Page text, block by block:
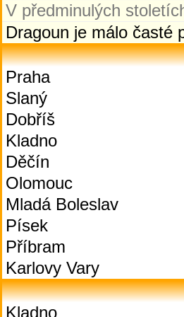
V předminulých
Dragoun je málo časté
Praha
Slaný
Dobříš
Kladno
Děčín
Olomouc
Mladá Boleslav
Písek
Příbram
Karlovy Vary
Kladno